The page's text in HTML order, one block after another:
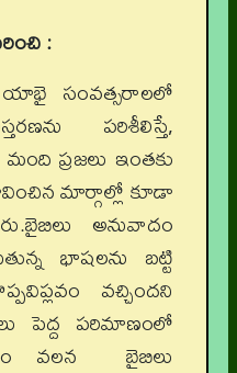
:
యాభై సంవత్సరాలలో
పరిశీలిస్తే,
ప్రజలు ఇంతకు
మార్గాల్లో కూడా
అనువాదం
భాషలను బట్టి
వచ్చిందని
పెద్ద పరిమాణంలో
వలన బైబిలు